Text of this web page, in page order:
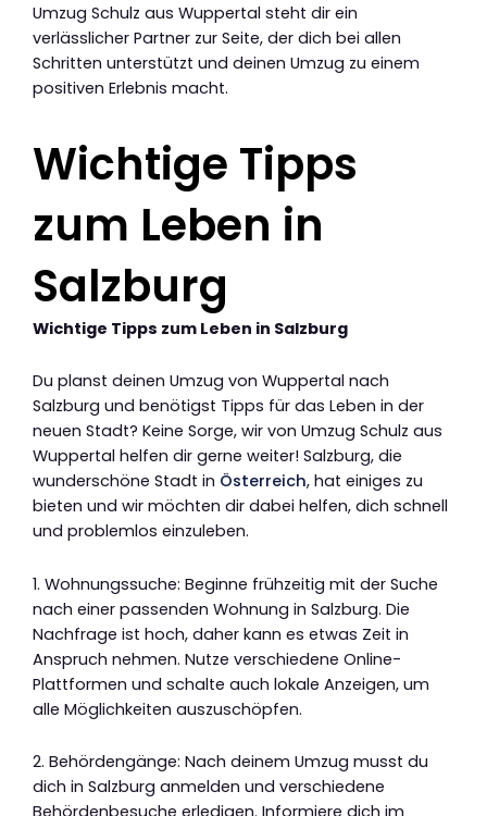
Umzug Schulz aus Wuppertal steht dir ein
verlässlicher Partner zur Seite, der dich bei allen
Schritten unterstützt und deinen Umzug zu einem
positiven Erlebnis macht.
Wichtige Tipps
zum Leben in
Salzburg
Wichtige Tipps zum Leben in Salzburg
Du planst deinen Umzug von Wuppertal nach
Salzburg und benötigst Tipps für das Leben in der
neuen Stadt? Keine Sorge, wir von Umzug Schulz aus
Wuppertal helfen dir gerne weiter! Salzburg, die
wunderschöne Stadt in Österreich, hat einiges zu
bieten und wir möchten dir dabei helfen, dich schnell
und problemlos einzuleben.
1. Wohnungssuche: Beginne frühzeitig mit der Suche
nach einer passenden Wohnung in Salzburg. Die
Nachfrage ist hoch, daher kann es etwas Zeit in
Anspruch nehmen. Nutze verschiedene Online-
Plattformen und schalte auch lokale Anzeigen, um
alle Möglichkeiten auszuschöpfen.
2. Behördengänge: Nach deinem Umzug musst du
dich in Salzburg anmelden und verschiedene